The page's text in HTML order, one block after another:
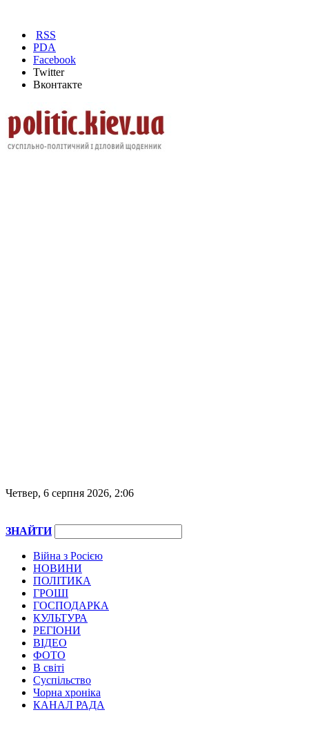
RSS
PDA
Facebook
Twitter
Вконтакте
Четвер, 6 серпня 2026, 2:06
ЗНАЙТИ
Війна з Росією
НОВИНИ
ПОЛІТИКА
ГРОШІ
ГОСПОДАРКА
КУЛЬТУРА
РЕГІОНИ
ВІДЕО
ФОТО
В світі
Суспільство
Чорна хроніка
КАНАЛ РАДА